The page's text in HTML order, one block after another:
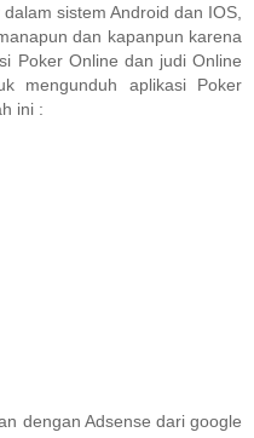
sistem Android dan IOS,
dan kapanpun karena
Poker Online dan judi Online
mengunduh aplikasi Poker
ini :
dengan Adsense dari google